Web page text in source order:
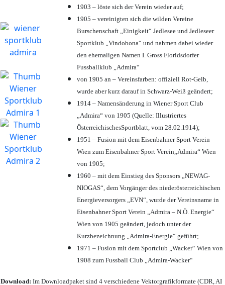
1903 – löste sich der Verein wieder auf;
1905 – vereinigten sich die wilden Vereine
Burschenschaft „Einigkeit“ Jedlesee und Jedleseer
Sportklub „Vindobona“ und nahmen dabei wieder
den ehemaligen Namen I. Gross Floridsdorfer
Fussballklub „Admira“
von 1905 an – Vereinsfarben: offiziell Rot-Gelb,
wurde aber kurz darauf in Schwarz-Weiß geändert;
1914 – Namensänderung in Wiener Sport Club
„Admira“ von 1905 (Quelle: Illustriertes
ÖsterreichischesSportblatt, vom 28.02.1914);
1951 – Fusion mit dem Eisenbahner Sport Verein
Wien zum Eisenbahner Sport Verein„Admira“ Wien
von 1905;
1960 – mit dem Einstieg des Sponsors „NEWAG-
NIOGAS“, dem Vorgänger des niederösterreichischen
Energieversorgers „EVN“, wurde der Vereinsname in
Eisenbahner Sport Verein „Admira – N.Ö. Energie“
Wien von 1905 geändert, jedoch unter der
Kurzbezeichnung „Admira-Energie“ geführt;
1971 – Fusion mit dem Sportclub „Wacker“ Wien von
1908 zum Fussball Club „Admira-Wacker“
Download: Im Downloadpaket sind 4 verschiedene Vektorgrafikformate (CDR, AI